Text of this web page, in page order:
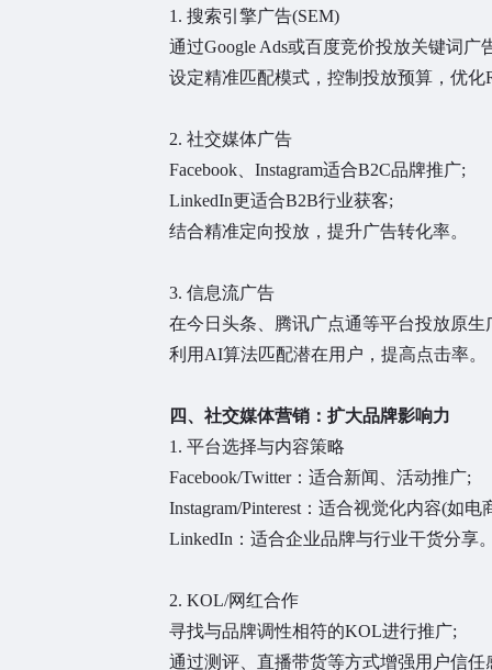
1. 搜索引擎广告(SEM)
通过Google Ads或百度竞价投放关键词广
设定精准匹配模式，控制投放预算，优化
2. 社交媒体广告
Facebook、Instagram适合B2C品牌推广;
LinkedIn更适合B2B行业获客;
结合精准定向投放，提升广告转化率。
3. 信息流广告
在今日头条、腾讯广点通等平台投放原生
利用AI算法匹配潜在用户，提高点击率。
四、社交媒体营销：扩大品牌影响力
1. 平台选择与内容策略
Facebook/Twitter：适合新闻、活动推广;
Instagram/Pinterest：适合视觉化内容(如电
LinkedIn：适合企业品牌与行业干货分享。
2. KOL/网红合作
寻找与品牌调性相符的KOL进行推广;
通过测评、直播带货等方式增强用户信任